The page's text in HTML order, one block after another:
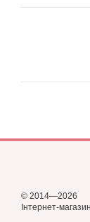
© 2014—2026
Інтернет-